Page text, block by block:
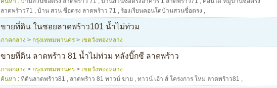
ลาดพร้าว71 , บ้าน สวน ซื่อตรง ลาดพร้าว 71 , ร้องเรียนคอนโดบ้านสวนซื่อตรง ,
ขายที่ดิน ในซอยลาดพร้าว101 น้ำไม่ท่วม
ภาคกลาง > กรุงเทพมหานคร > เขตวังทองหลาง
ขายที่ดิน ลาดพร้าว 81 น้ำไม่ท่วม หลังบิ๊กซี ลาดพร้าว
ภาคกลาง > กรุงเทพมหานคร > เขตวังทองหลาง
ค้นหา : ที่ดินลาดพร้าว81 , ลาดพร้าว 81 ทาวน์ ขาย , ทาวน์ เฮ้า ส์ โครงการ ใหม่ ลาดพร้าว81 ,